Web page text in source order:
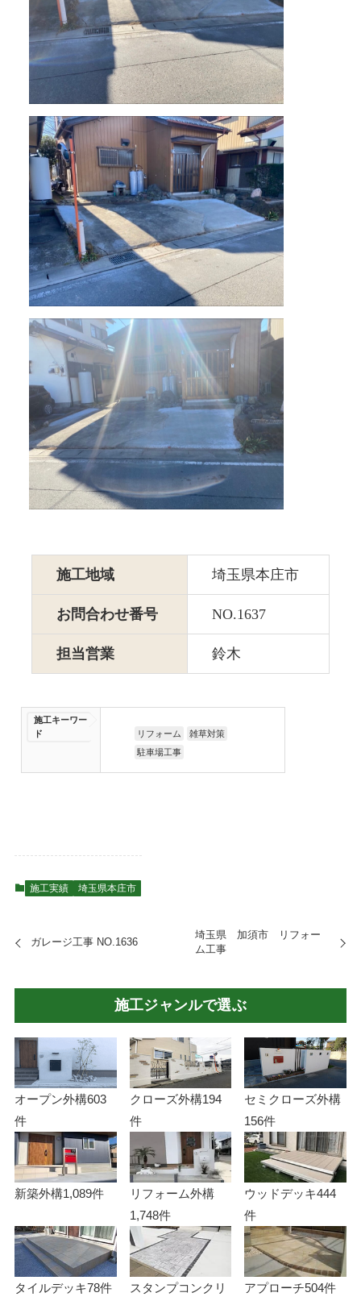
施工地域 埼玉県本庄市
お問合わせ番号 NO.1637
担当営業 鈴木
施工キーワー
ド
リフォーム
雑草対策
駐車場工事
施工実績 埼玉県本庄市
ガレージ工事 NO.1636
埼玉県 加須市 リフォー
ム工事
施工ジャンルで選ぶ
オープン外構603
件
クローズ外構194
件
セミクローズ外構
156件
新築外構1,089件
リフォーム外構
1,748件
ウッドデッキ444
件
タイルデッキ78件
スタンプコンクリ
アプローチ504件